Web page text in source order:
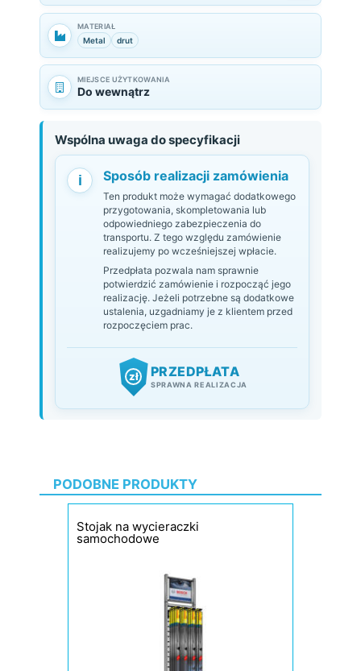
MATERIAŁ
Metal drut
MIEJSCE UŻYTKOWANIA
Do wewnątrz
Wspólna uwaga do specyfikacji
i Sposób realizacji zamówienia
Ten produkt może wymagać dodatkowego
przygotowania, skompletowania lub
odpowiedniego zabezpieczenia do
transportu. Z tego względu zamówienie
realizujemy po wcześniejszej wpłacie.
Przedpłata pozwala nam sprawnie
potwierdzić zamówienie i rozpocząć jego
realizację. Jeżeli potrzebne są dodatkowe
ustalenia, uzgadniamy je z klientem przed
rozpoczęciem prac.
zł PRZEDPŁATA
SPRAWNA REALIZACJA
PODOBNE PRODUKTY
Stojak na wycieraczki
samochodowe